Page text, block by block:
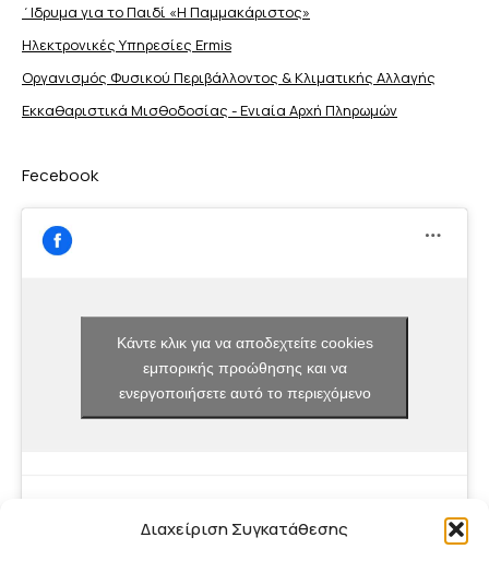
Διαχείριση Συγκατάθεσης
΄Ιδρυμα για το Παιδί «Η Παμμακάριστος»
Ηλεκτρονικές Υπηρεσίες Ermis
Οργανισμός Φυσικού Περιβάλλοντος & Κλιματικής Aλλαγής
Εκκαθαριστικά Μισθοδοσίας - Ενιαία Αρχή Πληρωμών
Fecebook
Κάντε κλικ για να αποδεχτείτε cookies
εμπορικής προώθησης και να
ενεργοποιήσετε αυτό το περιεχόμενο